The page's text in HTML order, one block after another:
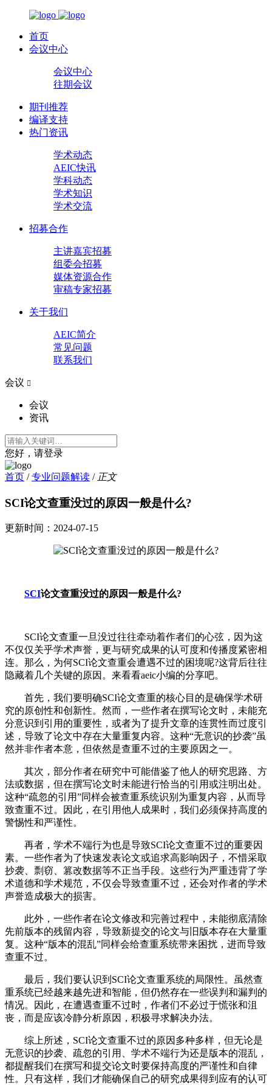
首页
会议中心
会议中心
往期会议
期刊推荐
编译支持
热门资讯
学术动态
AEIC快讯
学科动态
学术知识
学术交流
招募合作
主讲嘉宾招募
组委会招募
媒体资源合作
审稿专家招募
关于我们
AEIC简介
常见问题
联系我们
会议 
会议
资讯
您好，请登录
首页 / 专业问题解读 / 正文
SCI论文查重没过的原因一般是什么?
更新时间： 2024-07-15
SCI论文查重没过的原因一般是什么?
SCI论文查重一旦没过往往牵动着作者们的心弦，因为这
不仅仅关乎学术声誉，更与研究成果的认可度和传播度紧密相
连。那么，为何SCI论文查重会遭遇不过的困境呢?这背后往往
隐藏着几个关键的原因。来看看aeic小编的分享吧。
首先，我们要明确SCI论文查重的核心目的是确保学术研
究的原创性和创新性。然而，一些作者在撰写论文时，未能充
分意识到引用的重要性，或者为了提升文章的连贯性而过度引
述，导致了论文中存在大量重复内容。这种“无意识的抄袭”虽
然并非作者本意，但依然是查重不过的主要原因之一。
其次，部分作者在研究中可能借鉴了他人的研究思路、方
法或数据，但在撰写论文时未能进行恰当的引用或注明出处。
这种“疏忽的引用”同样会被查重系统识别为重复内容，从而导
致查重不过。因此，在引用他人成果时，我们必须保持高度的
警惕性和严谨性。
再者，学术不端行为也是导致SCI论文查重不过的重要因
素。一些作者为了快速发表论文或追求高影响因子，不惜采取
抄袭、剽窃、篡改数据等不正当手段。这些行为严重违背了学
术道德和学术规范，不仅会导致查重不过，还会对作者的学术
声誉造成极大的损害。
此外，一些作者在论文修改和完善过程中，未能彻底清除
先前版本的残留内容，导致新提交的论文与旧版本存在大量重
复。这种“版本的混乱”同样会给查重系统带来困扰，进而导致
查重不过。
最后，我们要认识到SCI论文查重系统的局限性。虽然查
重系统已经越来越先进和智能，但仍然存在一些误判和漏判的
情况。因此，在遭遇查重不过时，作者们不必过于慌张和沮
丧，而是应该冷静分析原因，积极寻求解决办法。
综上所述，SCI论文查重不过的原因多种多样，但无论是
无意识的抄袭、疏忽的引用、学术不端行为还是版本的混乱，
都提醒我们在撰写和提交论文时要保持高度的严谨性和自律
性。只有这样，我们才能确保自己的研究成果得到应有的认可